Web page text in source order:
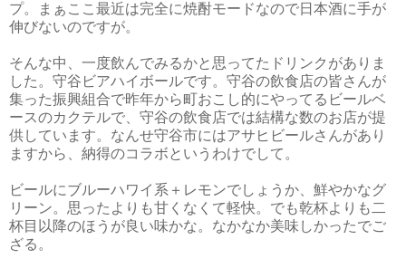
プ。まぁここ最近は完全に焼酎モードなので日本酒に手が
伸びないのですが。
そんな中、一度飲んでみるかと思ってたドリンクがありま
した。守谷ビアハイボールです。守谷の飲食店の皆さんが
集った振興組合で昨年から町おこし的にやってるビールベ
ースのカクテルで、守谷の飲食店では結構な数のお店が提
供しています。なんせ守谷市にはアサヒビールさんがあり
ますから、納得のコラボというわけでして。
ビールにブルーハワイ系＋レモンでしょうか、鮮やかなグ
リーン。思ったよりも甘くなくて軽快。でも乾杯よりも二
杯目以降のほうが良い味かな。なかなか美味しかったでご
ざる。